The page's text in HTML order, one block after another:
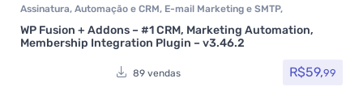
Assinatura, Automação e CRM, E-mail Marketing e SMTP,
Formulários
Integração Plugins, Social Media Plugins
Todos os
itens, Woocommerce
WP Fusion + Addons – #1 CRM, Marketing Automation,
Membership Integration Plugin – v3.46.2
89 vendas R$59,99